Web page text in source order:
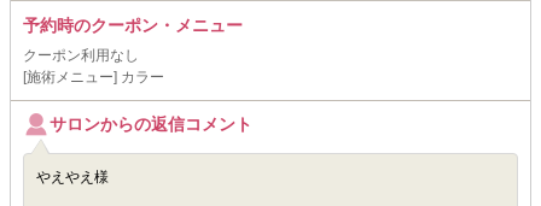
予約時のクーポン・メニュー
クーポン利用なし
[施術メニュー] カラー
サロンからの返信コメント
やえやえ様